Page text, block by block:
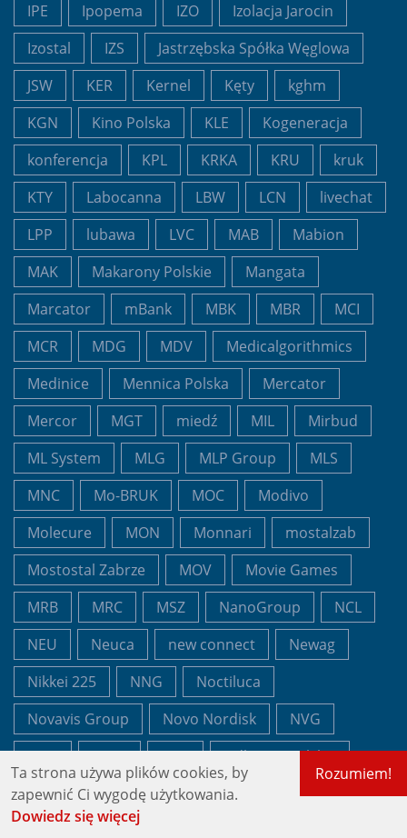
IPE
Ipopema IZO
Izolacja Jarocin
Izostal
IZS
Jastrzębska Spółka Węglowa
JSW
KER Kernel Kęty
kghm
KGN
Kino Polska KLE
Kogeneracja
konferencja
KPL KRKA KRU
kruk
KTY
Labocanna LBW LCN
livechat
LPP
lubawa LVC MAB
Mabion
MAK
Makarony Polskie
Mangata
Marcator
mBank MBK MBR
MCI
MCR
MDG MDV
Medicalgorithmics
Medinice
Mennica Polska
Mercator
Mercor
MGT miedź MIL
Mirbud
ML System
MLG MLP Group
MLS
MNC
Mo-BRUK MOC
Modivo
Molecure
MON Monnari
mostalzab
Mostostal Zabrze
MOV
Movie Games
MRB
MRC MSZ NanoGroup
NCL
NEU
Neuca new connect
Newag
Nikkei 225
NNG
Noctiluca
Novavis Group
Novo Nordisk
NVG
NVO
NWG ODL
Odleenie Polskie
Odlewnie Polskie
OML
ONDE
One More Lever
Rozumiem!
Ta strona używa plików cookies, by
zapewnić Ci wygodę użytkowania.
Dowiedz się więcej